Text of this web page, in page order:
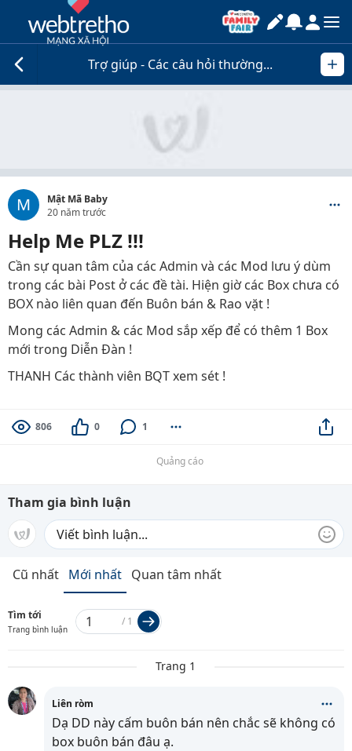
Trợ giúp - Các câu hỏi thường...
M
Mật Mã Baby
20 năm trước
Help Me PLZ !!!
Cần sự quan tâm của các Admin và các Mod lưu ý dùm
trong các bài Post ở các đề tài. Hiện giờ các Box chưa có
BOX nào liên quan đến Buôn bán & Rao vặt !
Mong các Admin & các Mod sắp xếp để có thêm 1 Box
mới trong Diễn Đàn !
THANH Các thành viên BQT xem sét !
806 0 1
Quảng cáo
Tham gia bình luận
Cũ nhất Mới nhất Quan tâm nhất
Tìm tới
Trang bình luận
/ 1
Trang 1
Liên ròm
Dạ DD này cấm buôn bán nên chắc sẽ không có
box buôn bán đâu ạ.